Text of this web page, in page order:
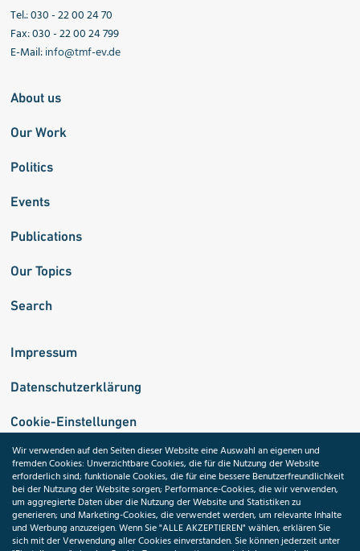
Tel.: 030 - 22 00 24 70
Fax: 030 - 22 00 24 799
E-Mail:info@tmf-ev.de
About us
Our Work
Politics
Events
Publications
Our Topics
Search
Impressum
Datenschutzerklärung
Cookie-Einstellungen
Medizininformatik-Initiative
ToolPool Gesundheitsforschung
Wir verwenden auf den Seiten dieser Website eine Auswahl an eigenen und
fremden Cookies: Unverzichtbare Cookies, die für die Nutzung der Website
erforderlich sind; funktionale Cookies, die für eine bessere Benutzerfreundlichkeit
bei der Nutzung der Website sorgen; Performance-Cookies, die wir verwenden,
um aggregierte Daten über die Nutzung der Website und Statistiken zu
generieren; und Marketing-Cookies, die verwendet werden, um relevante Inhalte
und Werbung anzuzeigen. Wenn Sie "ALLE AKZEPTIEREN" wählen, erklären Sie
sich mit der Verwendung aller Cookies einverstanden. Sie können jederzeit unter